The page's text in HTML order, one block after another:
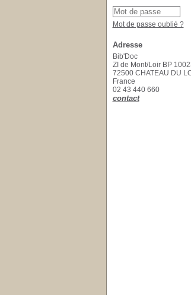
Mot de passe oublié ?
Adresse
Bib'Doc
ZI de Mont/Loir BP
72500 CHATEAU DU
France
02 43 440 660
contact